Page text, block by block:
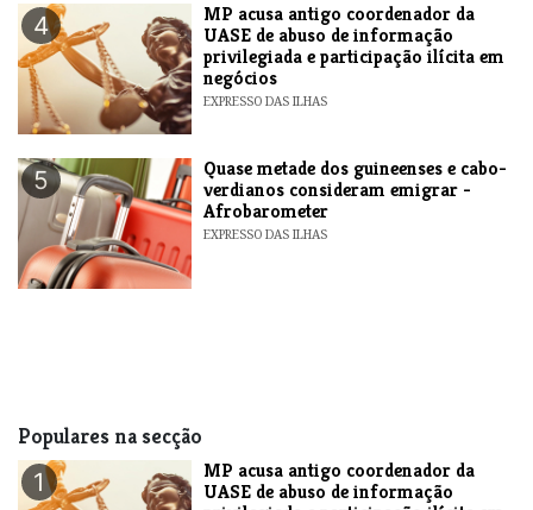
4
MP acusa antigo coordenador da
UASE de abuso de informação
privilegiada e participação ilícita em
negócios
EXPRESSO DAS ILHAS
5
Quase metade dos guineenses e cabo-
verdianos consideram emigrar -
Afrobarometer
EXPRESSO DAS ILHAS
Populares na secção
1
MP acusa antigo coordenador da
UASE de abuso de informação